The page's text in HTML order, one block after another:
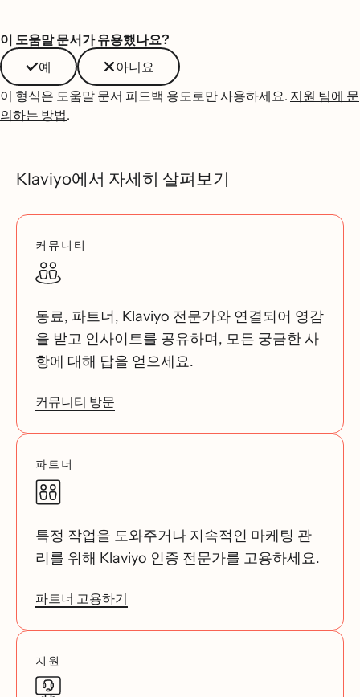
이 도움말 문서가 유용했나요?
예
아니요
이 형식은 도움말 문서 피드백 용도로만 사용하세요. 지원 팀에 문
의하는 방법.
Klaviyo에서 자세히 살펴보기
커뮤니티
동료, 파트너, Klaviyo 전문가와 연결되어 영감
을 받고 인사이트를 공유하며, 모든 궁금한 사
항에 대해 답을 얻으세요.
커뮤니티 방문
파트너
특정 작업을 도와주거나 지속적인 마케팅 관
리를 위해 Klaviyo 인증 전문가를 고용하세요.
파트너 고용하기
지원